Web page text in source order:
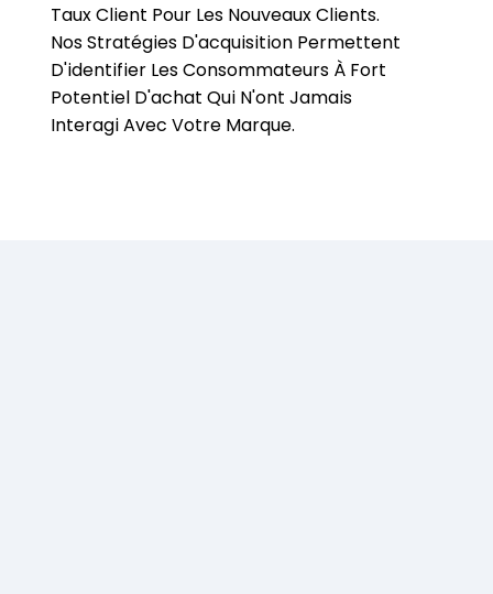
Taux Client Pour Les Nouveaux Clients.
Nos Stratégies D'acquisition Permettent
D'identifier Les Consommateurs À Fort
Potentiel D'achat Qui N'ont Jamais
Interagi Avec Votre Marque.